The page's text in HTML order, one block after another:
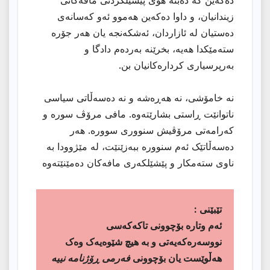
زیندانیان، و داوا دەکەین هەموو ئەو کەسانەی
دەستیان لە ئازاردان، ئەشکەنجە یان هەر جۆرە
ستەمێکدا هەیە، بخرێنە بەردەم دادگا و
بەرپرسیاری کردارەکانیان بن.
نە خامۆشی، نە هەڕەشە و نە دەسەڵاتی سیاسی
ناتوانێت ڕاستی بشارێتەوە. مافی مرۆڤ سورە و
کەرامەتی مرۆڤیش سنووری سوورە. هەر
دەسەڵاتێک ئەم سنوورە ببەزێنێت، لە مێژوودا بە
ناوی ستەمکار و پێشێلکەری مافەکان دەمێنێتەوە
تێبێنى :
ئەم وتارە بۆچوونی تاکەکەسی
نووسەرەکەیەتی و بە هیچ شێوەیەک وەک
هەڵوێست یان بۆچوونیفەرمی ڕۆژنامە نییە